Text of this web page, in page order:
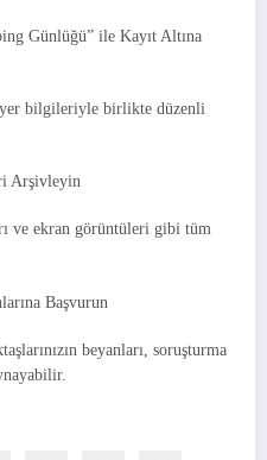
Günlüğü” ile Kayıt Altına
yer bilgileriyle birlikte düzenli
Arşivleyin
ve ekran görüntüleri gibi tüm
Başvurun
beyanları, soruşturma